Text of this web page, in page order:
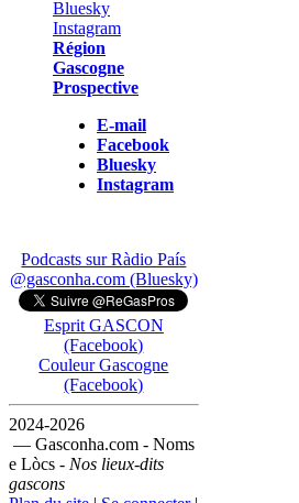
Région
Gascogne
Prospective
E-mail
Facebook
Bluesky
Instagram
Podcasts sur Ràdio País
@gasconha.com (Bluesky)
Esprit GASCON
(Facebook)
Couleur Gascogne
(Facebook)
2024-2026
— Gasconha.com - Noms
e Lòcs - Nos lieux-dits
gascons